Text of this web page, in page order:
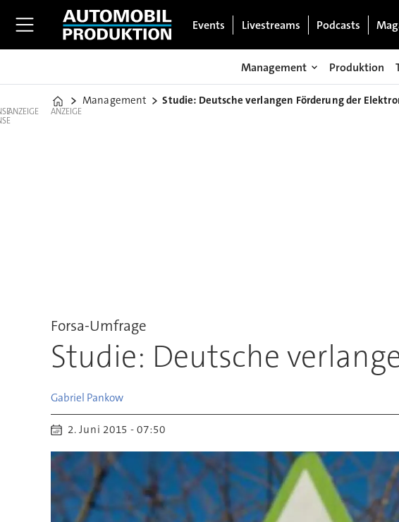
Events Livestreams Podcasts
Management Produktion
Home
Management Studie: Deutsche verlangen Förderung der
ANZEIGE ANZEIGE
Forsa-Umfrage
Studie: Deutsche
Gabriel Pankow
2. Juni 2015 - 07:50